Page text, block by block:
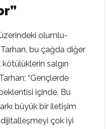
olumlu-
bu çağda diğer
kötülüklerin salgın
“Gençlerde
içinde. Bu
büyük bir iletişim
dijitalleşmeyi çok iyi